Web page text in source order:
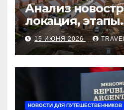
Анализ
локация, этапы
строительства,
застройщика,
оформления
рыночные
15 ИЮНЯ 2026
НОВОСТИ ДЛЯ ПУТЕШЕСТВЕННИКОВ